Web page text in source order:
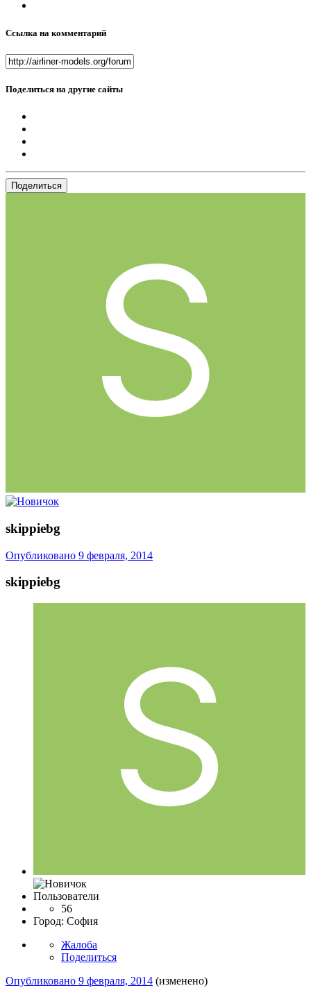
Ссылка на комментарий
Поделиться на другие сайты
Поделиться
skippiebg
Опубликовано 9 февраля, 2014
skippiebg
Пользователи
56
Город: София
Жалоба
Поделиться
Опубликовано 9 февраля, 2014 (изменено)